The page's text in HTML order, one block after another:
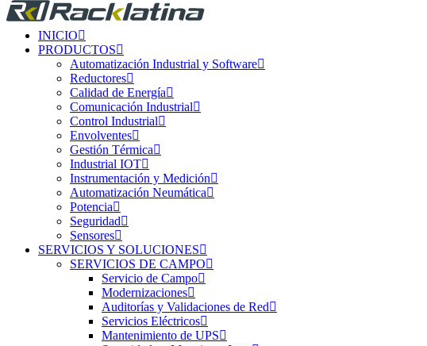
INICIO
PRODUCTOS
Automatización Industrial y Software
Reductores
Calidad de Energía
Comunicación Industrial
Control Industrial
Envolventes
Gestión Térmica
Industrial IOT
Instrumentación y Medición
Automatización Neumática
Potencia
Seguridad
Sensores
SERVICIOS Y SOLUCIONES
SERVICIOS DE CAMPO
Servicio de Campo
Modernizaciones
Auditorías y Validaciones de Red
Servicios Eléctricos
Mantenimiento de UPS